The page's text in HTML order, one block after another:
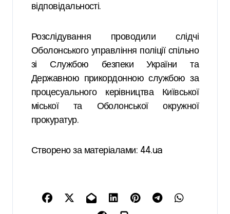
відповідальності.
Розслідування проводили слідчі
Оболонського управління поліції спільно
зі Службою безпеки України та
Державною прикордонною службою за
процесуального керівництва Київської
міської та Оболонської окружної
прокуратур.
Створено за матеріалами: 44.ua